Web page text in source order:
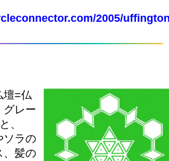
2005/
壇=仏
グレー
、
ソラの
、髪の